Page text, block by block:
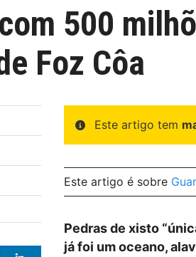
500
Foz Côa
Este artigo tem
Este artigo é sobre
Pedras de xisto
já foi um oceano,